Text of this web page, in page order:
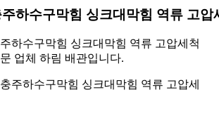
하수구막힘 싱크대막힘 역류 고압
하수구막힘 싱크대막힘 역류 고압세척
업체 하림 배관입니다.